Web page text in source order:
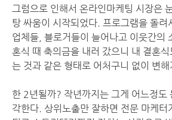
그럼으로 인해서 온라인마케팅 시장은
탕 싸움이 시작되었다. 프로그램을 돌려
업체들, 블로거들이 늘어나고 이웃간의
혼식 때 축의금을 내러 갔으니 내 결혼
는 것과 같은 형태로 어처구니 없이 변
한 2년될까? 작년까지는 그게 어느정도
각한다. 상위노출만 잘하면 전문 마케터